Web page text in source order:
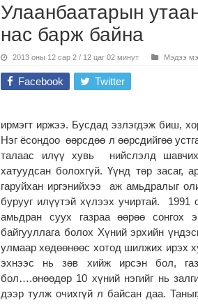
Улаанбаатарын
нас барж байна
2013 оны 12 сар 2 / 12 цаг 02 минут Мэдээ
Facebook Twitter
ирмэгт иржээ. Бусдад эзлэгдэж биш,
Нэг ёсондоо өөрсдөө л өөрсдийгөө
талаас илүү хувь нийслэлд
хатуудсан болохгүй. Үүнд төр засаг,
гаруйхан иргэнийхээ аж амьдралыг
бурууг илүүтэй хүлээх учиртай.
амьдран суух газраа өөрөө сонгох
байгууллага болох Хүний эрхийн
улмаар хөдөөнөөс хотод шилжих ирэх
эхнээс нь зөв хийж ирсэн бол,
бол….өнөөдөр 10 хүний нэгийг нь
дээр тулж очихгүй л байсан даа.